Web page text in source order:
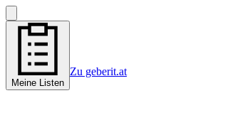
Meine Listen
Zu geberit.at